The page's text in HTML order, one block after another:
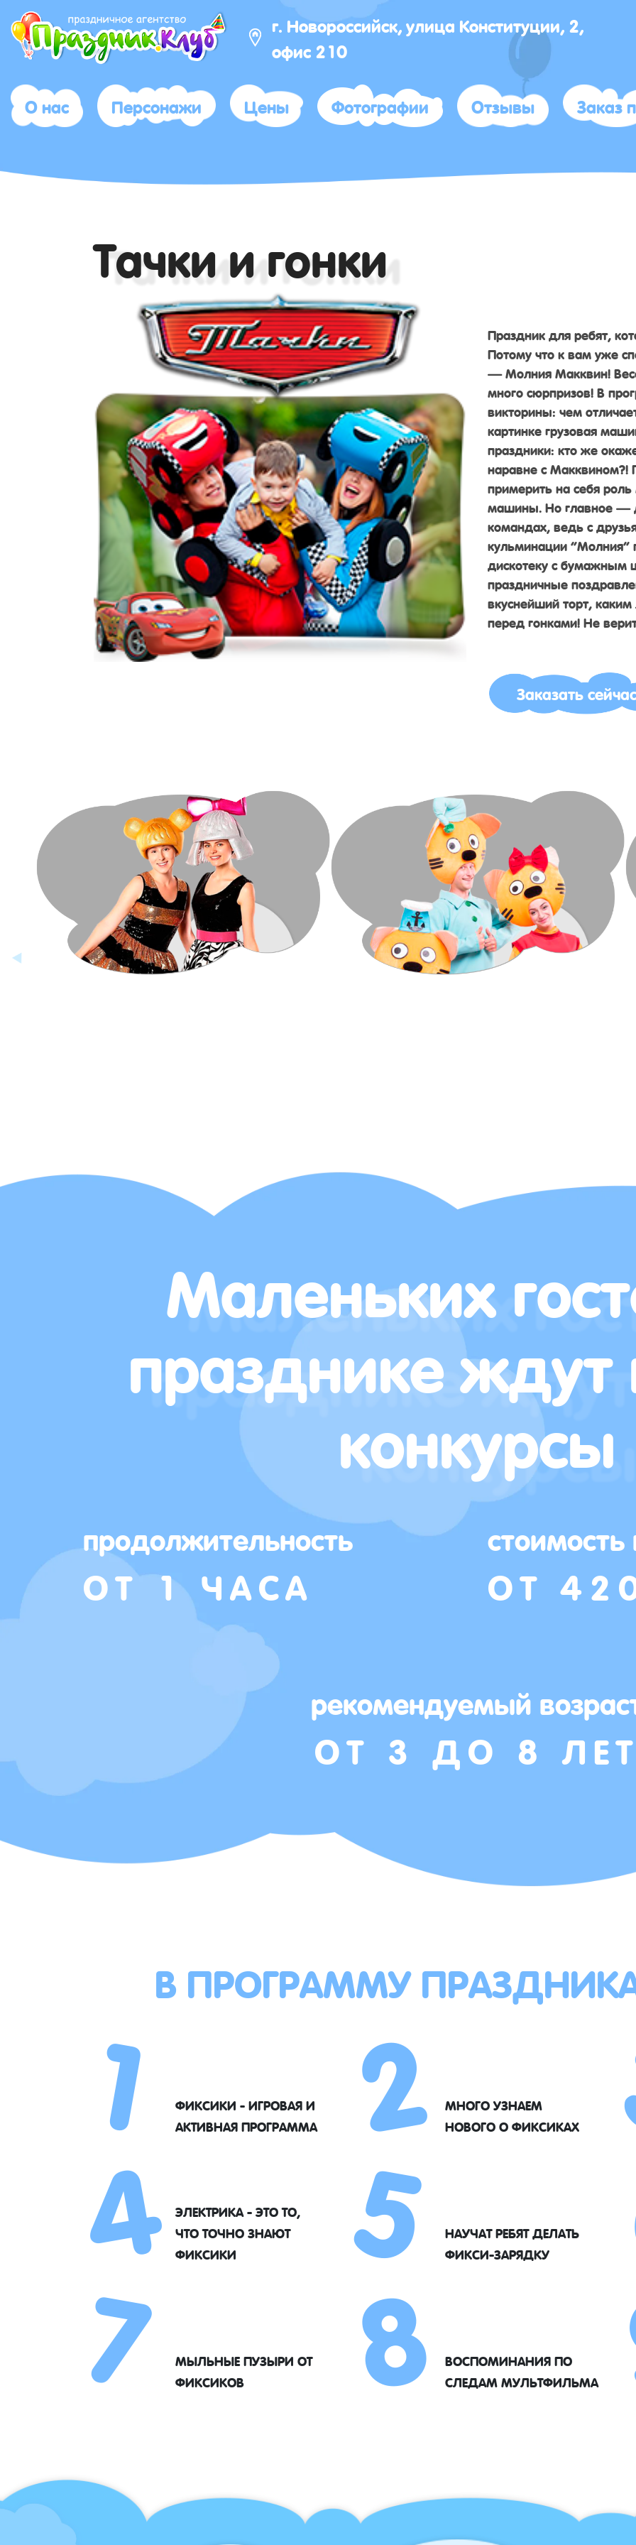
г. Новороссийск, улица Конституции, 2,
офис 210
О нас
Персонажи Цены Фотографии Отзывы Заказ
Тачки и гонки
Праздник для ребят,
Потому что к вам уже
— Молния Макквин!
много сюрпризов! В
викторины: чем
картинке грузовая
праздники: кто же
наравне с Макквином?!
примерить на себя
машины. Но главное —
командах, ведь с
кульминации “Молния”
дискотеку с
праздничные
вкуснейший торт,
перед гонками! Не
Заказать сейчас
Маленьких
празднике
конкурсы
продолжительность
ОТ 1 ЧАСА ОТ
рекомендуемый
ОТ 3 ДО 8
В ПРОГРАММУ
1ФИКСИКИ - ИГРОВАЯ И
АКТИВНАЯ ПРОГРАММА
2МНОГО УЗНАЕМ
НОВОГО О ФИКСИКАХ
4ЭЛЕКТРИКА - ЭТО ТО,
ЧТО ТОЧНО ЗНАЮТ
ФИКСИКИ
5НАУЧАТ РЕБЯТ ДЕЛАТЬ
ФИКСИ-ЗАРЯДКУ
7МЫЛЬНЫЕ ПУЗЫРИ ОТ
ФИКСИКОВ
8ВОСПОМИНАНИЯ ПО
СЛЕДАМ МУЛЬТФИЛЬМА